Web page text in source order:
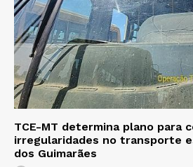
TCE-MT determina plano para
irregularidades no transporte
dos Guimarães